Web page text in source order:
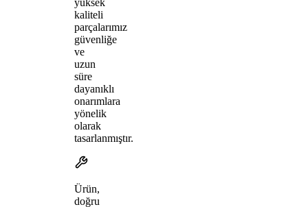
kaliteli
parçalarımız
güvenliğe
ve
uzun
süre
dayanıklı
onarımlara
yönelik
olarak
tasarlanmıştır.
Ürün,
doğru